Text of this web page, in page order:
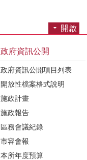
開啟
政府資訊公開
政府資訊公開項目列表
開放性檔案格式說明
施政計畫
施政報告
區務會議紀錄
市容會報
本所年度預算